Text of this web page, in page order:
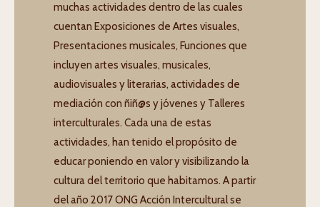
muchas actividades dentro de las cuales
cuentan Exposiciones de Artes visuales,
Presentaciones musicales, Funciones que
incluyen artes visuales, musicales,
audiovisuales y literarias, actividades de
mediación con ñiñ@s y jóvenes y Talleres
interculturales. Cada una de estas
actividades, han tenido el propósito de
educar poniendo en valor y visibilizando la
cultura del territorio que habitamos. A partir
del año 2017 ONG Acción Intercultural se